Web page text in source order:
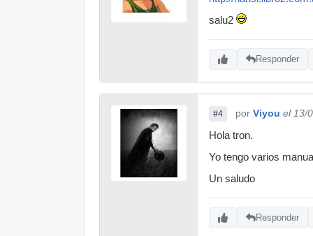
salu2
Responder
#4 por Viyou el 13/
Hola tron.
Yo tengo varios
Un saludo
Responder